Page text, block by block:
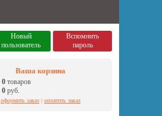
Новый
пользователь
Вспомнить
пароль
Ваша корзина
0 товаров
0 руб.
оформить заказ | оплатить заказ